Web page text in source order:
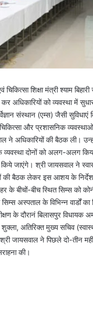
चिकित्सा शिक्षा मंत्री
कर अधिकारियों को व्यवस्था में
संस्थान (एम्स) जैसी
और प्रशासनिक
ने अधिकारियों की बैठक ली।
व्यवस्था दोनों को अलग-अलग
जाएंगे। श्री जायसवाल ने
की बैठक लेकर इस आशय के
के बीचों-बीच स्थित सिम्स को
अस्पताल के विभिन्न वार्डों
के दौरानं बिलासपुर
अतिरिक्त मुख्य सचिव
जायसवाल ने पिछले दो-तीन
की।